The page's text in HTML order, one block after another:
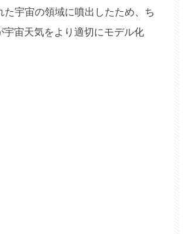
宇宙の領域に噴出したため、ち
宙天気をより適切にモデル化